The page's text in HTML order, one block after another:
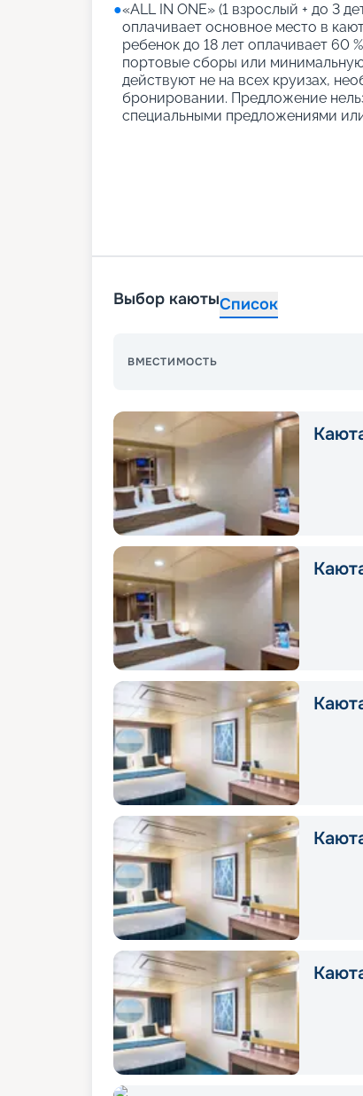
●«АLL IN ONE» (1 взрослый + до 3
оплачивает основное место в
ребенок до 18 лет оплачивает 60
портовые сборы или
действуют не на всех круизах,
бронировании. Предложение
специальными предложениями
Выбор каютыСписок
ВМЕСТИМОСТЬ